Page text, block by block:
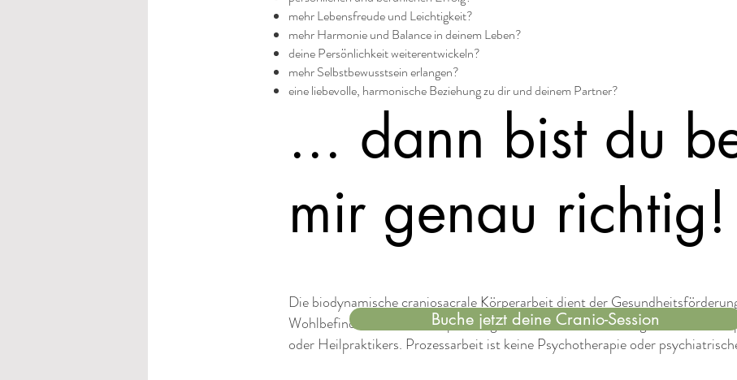
mehr Lebensfreude und Leichtigkeit?
mehr Harmonie und Balance in deinem Leben?
deine Persönlichkeit weiterentwickeln?
mehr Selbstbewusstsein erlangen?
eine liebevolle, harmonische Beziehung zu dir und deinem Partner?
... dann bist du
mir genau richtig!
Die biodynamische craniosacrale Körperarbeit dient der
Wohlbefinden und der Entspannung. Sie ersetzt nicht die Diagnose und
oder Heilpraktikers. Prozessarbeit ist keine Psychotherapie oder
Buche jetzt deine Cranio-Session